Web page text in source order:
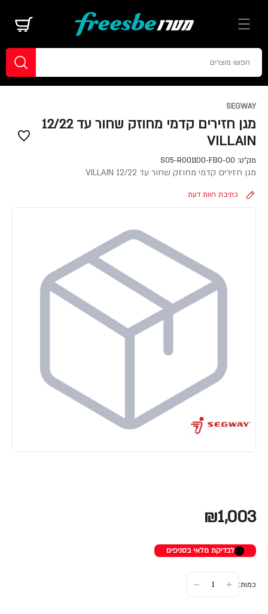
SEGWAY
מגן חזירים קדמי מחוזק שחור עד 12/22
VILLAIN
מק"ט: S05-R001100-FB0-00
מגן חזירים קדמי מחוזק שחור עד 12/22 VILLAIN
כתיבת חוות דעת
₪1,003
לבדיקת מלאי בסניפים
כמות: